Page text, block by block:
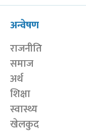
अन्वेषण
राजनीति
समाज
अर्थ
शिक्षा
स्वास्थ्य
खेलकुद